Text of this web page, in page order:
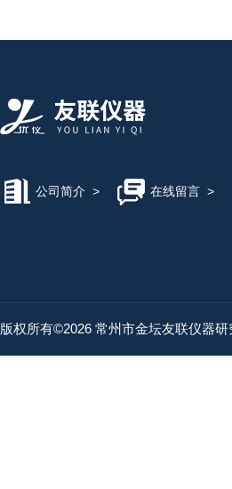
公司简介 > 在线留言>
版权所有©2026 常州市金坛友联仪器